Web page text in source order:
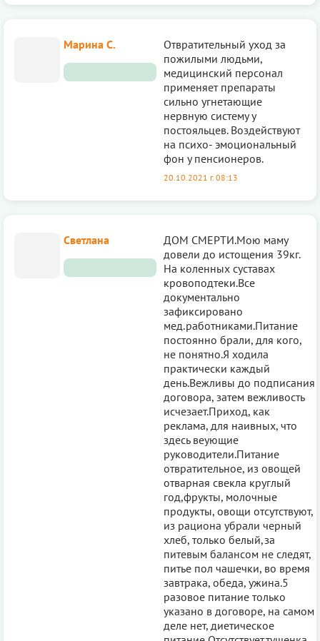
Марина С.
Отвратительный уход за
пожилыми людьми,
медицинский персонал
применяет препараты
сильно угнетающие
нервную систему у
постояльцев. Воздействуют
на психо- эмоциональный
фон у пенсионеров.
20.10.2021 г. 08:13
Светлана
ДОМ СМЕРТИ.Мою маму
довели до истощения 39кг.
На коленных суставах
кровоподтеки.Все
документально
зафиксировано
мед.работниками.Питание
постоянно брали, для кого,
не понятно.Я ходила
практически каждый
день.Вежливы до подписания
договора, затем вежливость
исчезает.Приход, как
реклама, для наивных, что
здесь веующие
руководители.Питание
отвратительное, из овощей
отварная свекла круглый
год,фрукты, молочные
продукты, овощи отсутствуют,
из рациона убрали черный
хлеб, только белый,за
питевым балансом не следят,
питье пол чашечки, во время
завтрака, обеда, ужина.5
разовое питание только
указано в договоре, на самом
деле нет, диетическое